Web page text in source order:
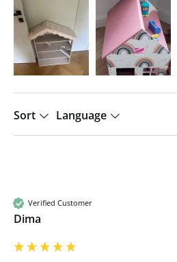
Sort Language
Verified Customer
Dima